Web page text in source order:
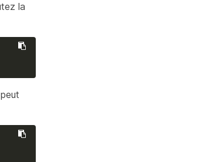
la